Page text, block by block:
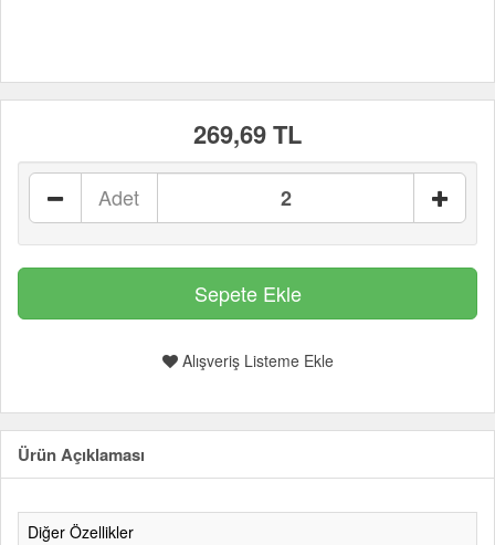
269,69 TL
Adet
Alışveriş Listeme Ekle
Ürün Açıklaması
Diğer Özellikler